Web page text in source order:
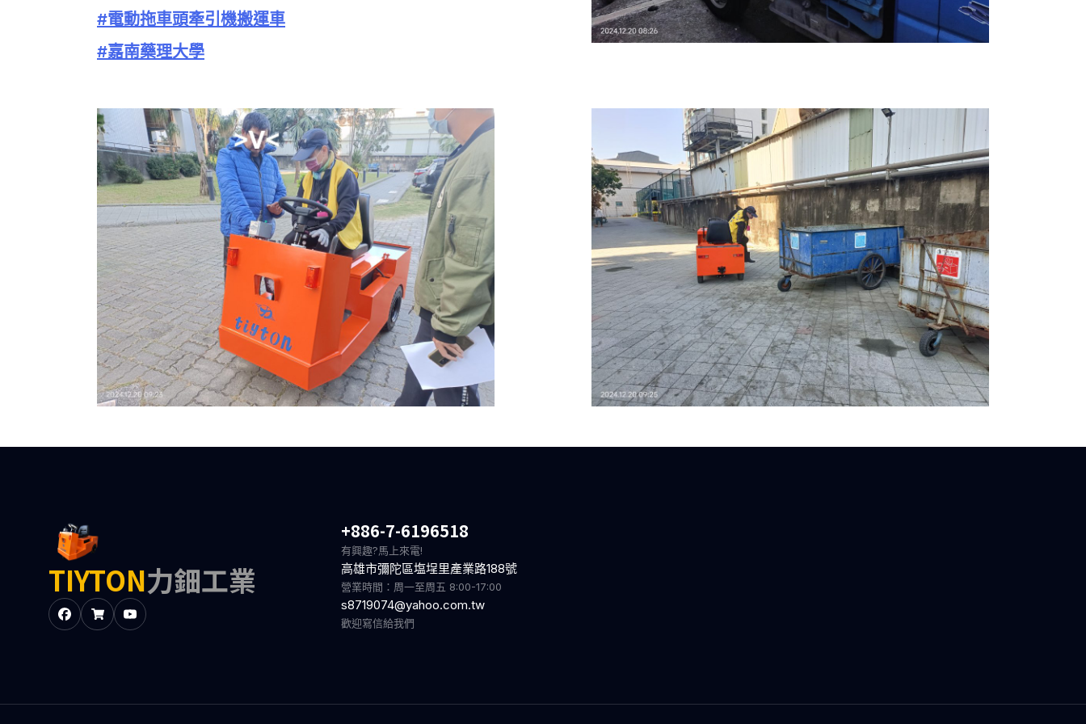
#電動拖車頭牽引機搬運車
#嘉南藥理大學
TIYTON力鈿工業
+886-7-6196518
有興趣?馬上來電!
高雄市彌陀區塩埕里產業路188號
營業時間：周一至周五 8:00-17:00
s8719074@yahoo.com.tw
歡迎寫信給我們